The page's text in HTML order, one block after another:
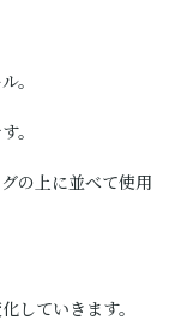
。
。
の上に並べて使用
していきます。